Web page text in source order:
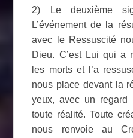
2) Le deuxième
L’événement de la
avec le Ressuscité
Dieu. C’est Lui qui a
les morts et l’a
nous place devant la
yeux, avec un regard
toute réalité. Toute
nous renvoie au